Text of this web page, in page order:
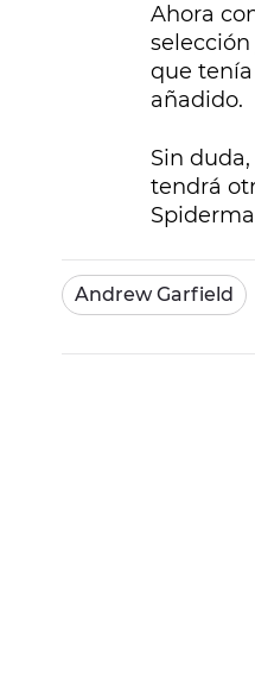
Ahora
que
añadido.
Sin
tendrá
Andrew Garfield